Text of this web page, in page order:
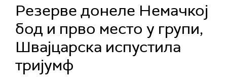
Резерве донеле Немачкој
бод и прво место у групи,
Швајцарска испустила
тријумф